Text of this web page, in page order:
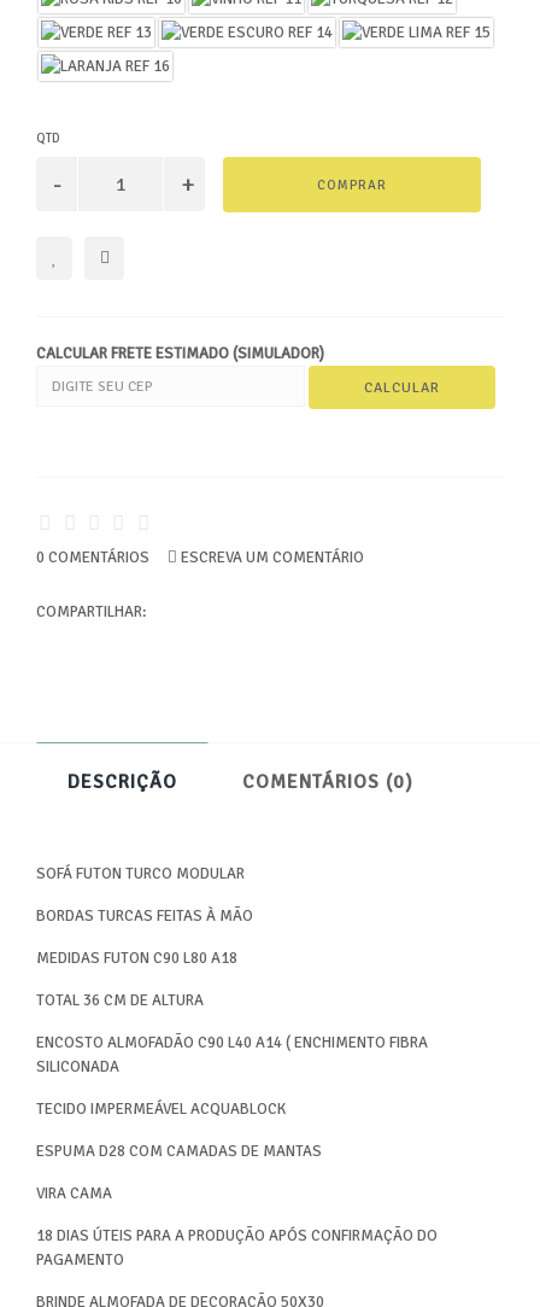
QTD
COMPRAR
CALCULAR FRETE ESTIMADO (SIMULADOR)
0 COMENTÁRIOS ESCREVA UM COMENTÁRIO
COMPARTILHAR:
DESCRIÇÃO COMENTÁRIOS (0)
SOFÁ FUTON TURCO MODULAR
BORDAS TURCAS FEITAS À MÃO
MEDIDAS FUTON C90 L80 A18
TOTAL 36 CM DE ALTURA
ENCOSTO ALMOFADÃO C90 L40 A14 ( ENCHIMENTO FIBRA
SILICONADA
TECIDO IMPERMEÁVEL ACQUABLOCK
ESPUMA D28 COM CAMADAS DE MANTAS
VIRA CAMA
18 DIAS ÚTEIS PARA A PRODUÇÃO APÓS CONFIRMAÇÃO DO
PAGAMENTO
BRINDE ALMOFADA DE DECORAÇÃO 50X30